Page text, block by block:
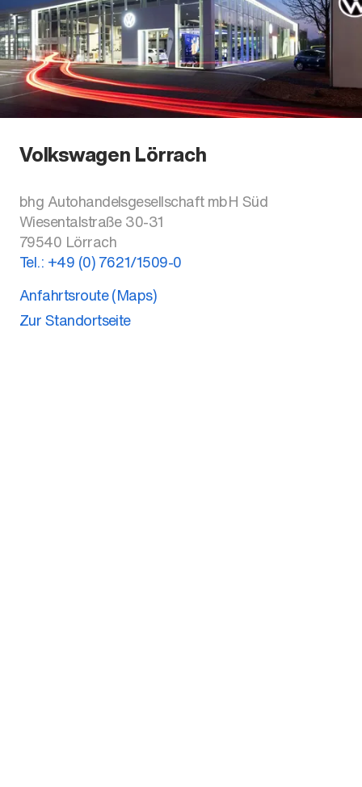
Volkswagen Lörrach
bhg Autohandelsgesellschaft mbH Süd
Wiesentalstraße 30-31
79540 Lörrach
Tel.: +49 (0) 7621/1509-0
Anfahrtsroute (Maps)
Zur Standortseite